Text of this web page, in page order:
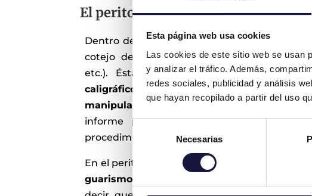
Esta página web usa cookies
Las cookies de este sitio web se usan
y analizar el tráfico. Además,
redes sociales, publicidad y análisis
que hayan recopilado a partir del uso
Selección
consentimiento
Necesarias
El perito caligrafo y la
Dentro de la pericia de firmas, existe una
cotejo de documentos no manuscritos
etc.). Ésta se llama Documentoscopia,
caligráfico emplea una serie de
manipulaciones dadas en los documentos,
informe pericial, el cual es empleado
procedimiento judicial.
En el peritaje de firmas falsas,
no se
guarismos plasmados, sino la autenticidad